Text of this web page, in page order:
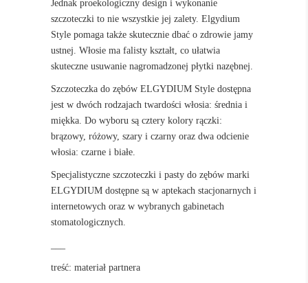
Jednak proekologiczny design i wykonanie
szczoteczki to nie wszystkie jej zalety. Elgydium
Style pomaga także skutecznie dbać o zdrowie jamy
ustnej. Włosie ma falisty kształt, co ułatwia
skuteczne usuwanie nagromadzonej płytki nazębnej.
Szczoteczka do zębów ELGYDIUM Style dostępna
jest w dwóch rodzajach twardości włosia: średnia i
miękka. Do wyboru są cztery kolory rączki:
brązowy, różowy, szary i czarny oraz dwa odcienie
włosia: czarne i białe.
Specjalistyczne szczoteczki i pasty do zębów marki
ELGYDIUM dostępne są w aptekach stacjonarnych i
internetowych oraz w wybranych gabinetach
stomatologicznych.
treść: materiał partnera